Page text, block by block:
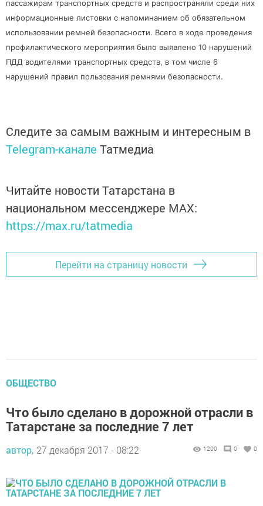
пассажирам транспортных средств и распространяли среди них
информационные листовки с напоминанием об обязательном
использовании ремней безопасности. Всего в ходе проведения
профилактического мероприятия было выявлено 10 нарушений
ПДД водителями транспортных средств, в том числе 6
нарушений правил пользования ремнями безопасности.
Следите за самым важным и интересным в
Telegram-канале Татмедиа
Читайте новости Татарстана в
национальном мессенджере MАХ:
https://max.ru/tatmedia
Перейти на страницу новости
ОБЩЕСТВО
Что было сделано в дорожной отрасли в
Татарстане за последние 7 лет
автор, 27 декабря 2017 - 08:22 1200 0 0